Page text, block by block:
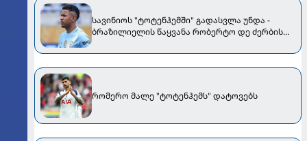
სავინიოს "ტოტენჰემში" გადასვლა უნდა -
ბრაზილიელის წაყვანა რობერტო დე ძერბის
რომერო მალე "ტოტენჰემს" დატოვებს